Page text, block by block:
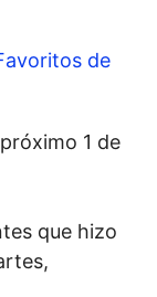
de
1 de
que hizo